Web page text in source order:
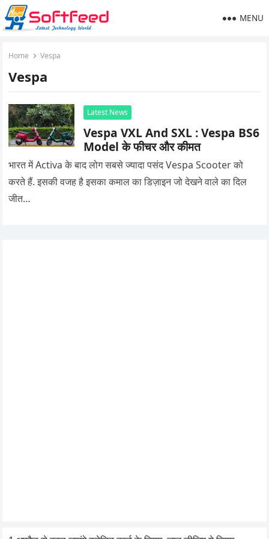
MENU
Home Vespa
Vespa
Latest News
Vespa VXL And SXL : Vespa BS6
Model के फीचर और कीमत
भारत में Activa के बाद लोग सबसे ज्यादा पसंद Vespa Scooter को
करते हैं. इसकी वजह है इसका कमाल का डिज़ाइन जो देखने वाले का दिल
जीत…